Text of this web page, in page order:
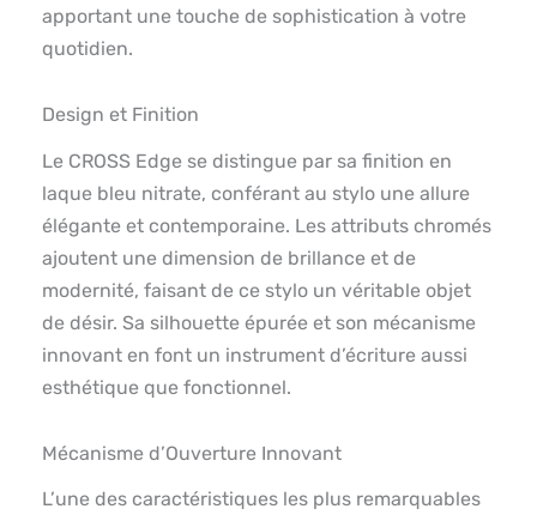
apportant une touche de sophistication à votre
quotidien.
Design et Finition
Le CROSS Edge se distingue par sa finition en
laque bleu nitrate, conférant au stylo une allure
élégante et contemporaine. Les attributs chromés
ajoutent une dimension de brillance et de
modernité, faisant de ce stylo un véritable objet
de désir. Sa silhouette épurée et son mécanisme
innovant en font un instrument d’écriture aussi
esthétique que fonctionnel.
Mécanisme d’Ouverture Innovant
L’une des caractéristiques les plus remarquables